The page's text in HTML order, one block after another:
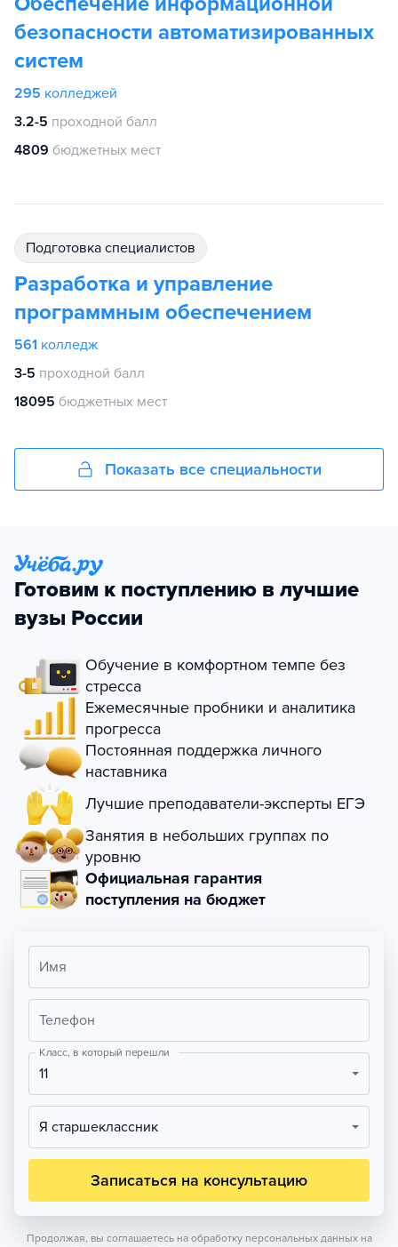
безопасности автоматизированных
систем
295 колледжей
3.2-5 проходной балл
4809 бюджетных мест
подготовка специалистов
Разработка и управление
программным обеспечением
561 колледж
3-5 проходной балл
18095 бюджетных мест
Показать все специальности
Готовим к поступлению в лучшие
вузы России
Обучение в комфортном темпе без
стресса
Ежемесячные пробники и аналитика
прогресса
Постоянная поддержка личного
наставника
Лучшие преподаватели-эксперты ЕГЭ
Занятия в небольших группах по
уровню
Официальная гарантия
поступления на бюджет
Имя
Телефон
Класс, в который перешли
11
Я старшеклассник
Записаться на консультацию
Продолжая, вы соглашаетесь на обработку персональных данных на